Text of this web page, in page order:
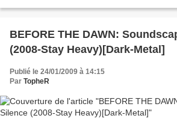
BEFORE THE DAWN:
(2008-Stay Heavy)[Dark-Metal]
Publié le 24/01/2009 à 14:15
Par TopheR